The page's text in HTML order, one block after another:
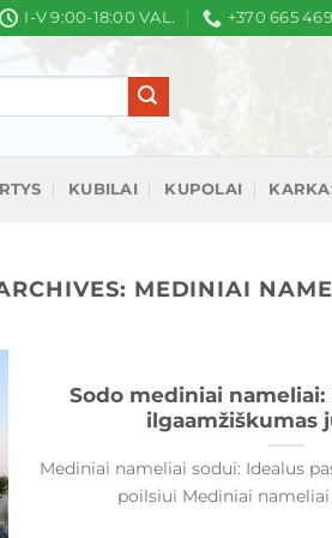
I-V 9:00-18:00 VAL. +370 665
KUBILAI KUPOLAI
MEDINIAI
Sodo mediniai
ilgaamžiškumas
Mediniai nameliai sodui: Idealus
poilsiui Mediniai nameliai